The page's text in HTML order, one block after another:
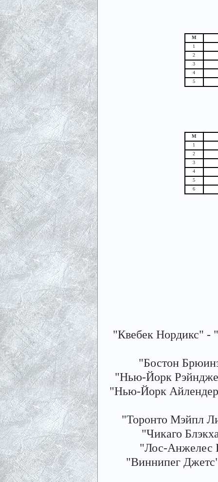
М
1
2
3
4
5
М
1
2
3
4
5
6
"Квебек Нордикс" -
"Бостон
"Нью-Йорк
"Нью-Йорк
"Торонто Мэйпл
"Чикаго
"Лос-Анжелес
"Виннипег